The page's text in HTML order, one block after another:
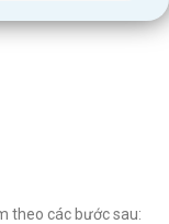
theo các bước sau: